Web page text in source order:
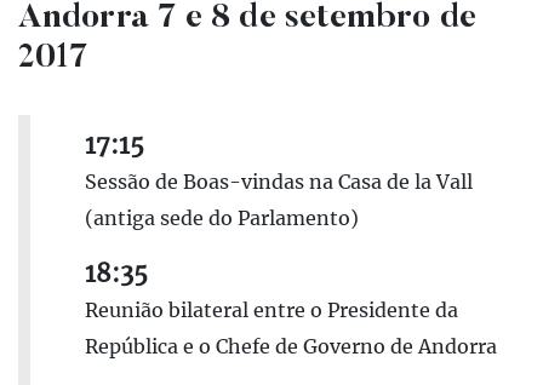
Andorra 7 e 8 de setembro de
2017
17:15
Sessão de Boas-vindas na Casa de la Vall
(antiga sede do Parlamento)
18:35
Reunião bilateral entre o Presidente da
República e o Chefe de Governo de Andorra